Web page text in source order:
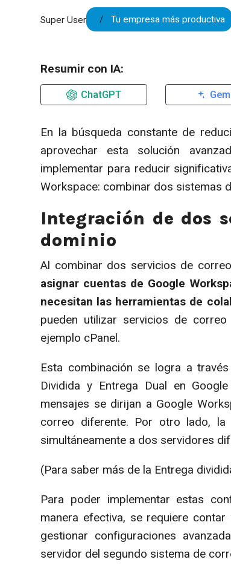
Super User Tu empresa más productiva
Resumir con IA:
ChatGPT
En la búsqueda constante de
aprovechar esta solución
implementar para reducir
Workspace: combinar dos sistemas
Integración de dos
dominio
Al combinar dos servicios de
asignar cuentas de Google
necesitan las herramientas de
pueden utilizar servicios de
ejemplo cPanel.
Esta combinación se logra a
Dividida y Entrega Dual en
mensajes se dirijan a Google
correo diferente. Por otro lado,
simultáneamente a dos servidores
(Para saber más de la Entrega
Para poder implementar estas
manera efectiva, se requiere
gestionar configuraciones
servidor del segundo sistema de